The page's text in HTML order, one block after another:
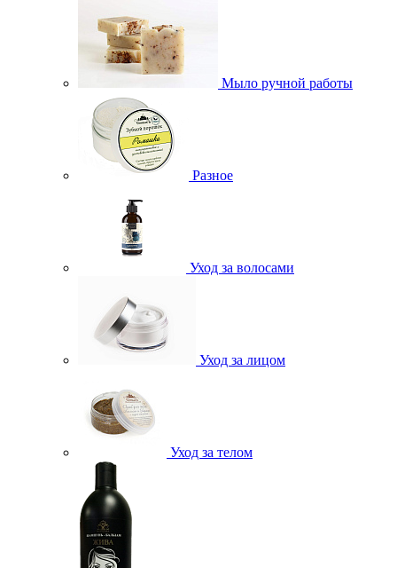
Мыло ручной работы
Разное
Уход за волосами
Уход за лицом
Уход за телом